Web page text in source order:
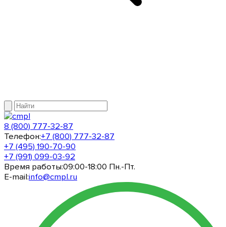
8 (800) 777-32-87
Телефон:+7 (800) 777-32-87
+7 (495) 190-70-90
+7 (991) 099-03-92
Время работы:09:00-18:00 Пн.-Пт.
E-mail:info@cmpl.ru